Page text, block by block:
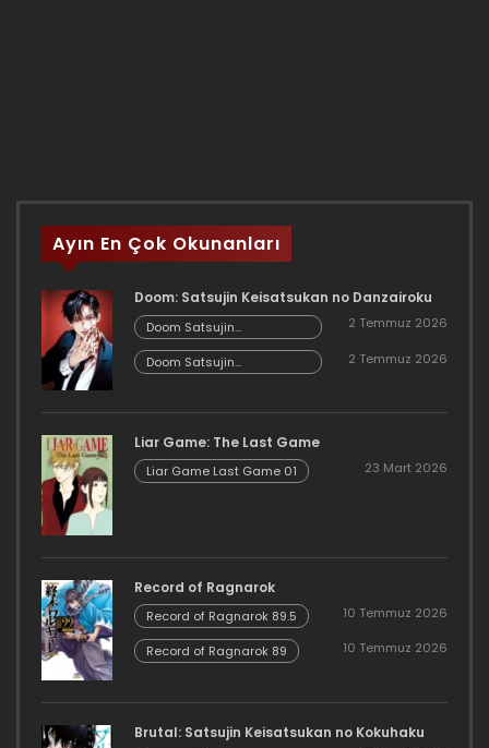
Ayın En Çok Okunanları
Doom: Satsujin Keisatsukan no Danzairoku
Doom Satsujin
Keisatsukan no
Danzairoku 06.02
2 Temmuz 2026
Doom Satsujin
Keisatsukan no
2 Temmuz 2026
Liar Game: The Last Game
Liar Game Last Game 01 23 Mart 2026
Record of Ragnarok
Record of Ragnarok 89.5 10 Temmuz 2026
Record of Ragnarok 89 10 Temmuz 2026
Brutal: Satsujin Keisatsukan no Kokuhaku